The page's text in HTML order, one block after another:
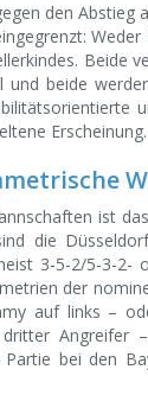
den
Beide
beide
Erscheinung.
ist
die
3-5-2/5-3-2-
der
auf links –
Angreifer
bei den